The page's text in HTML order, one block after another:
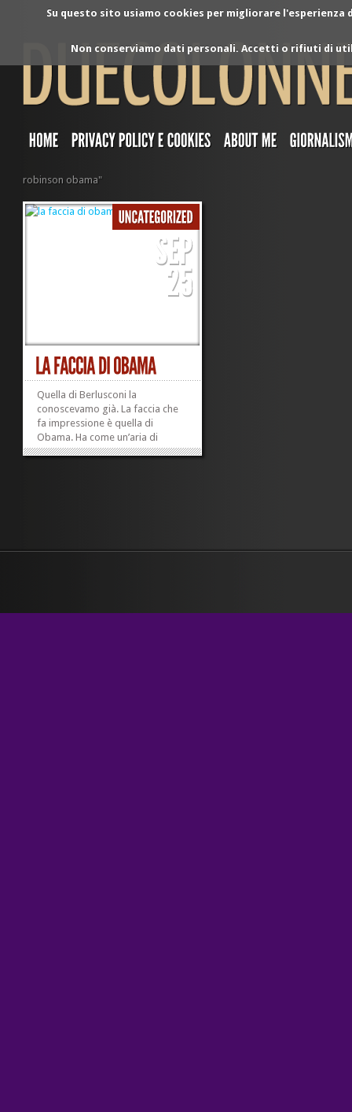
Su questo sito usiamo cookies per migliorare
Non conserviamo dati personali. Accetti o rifiuti di
robinson obama"
Quella di Berlusconi la
conoscevamo già. La faccia che
fa impressione è quella di
Obama. Ha come un’aria di
stupefatto...
»»